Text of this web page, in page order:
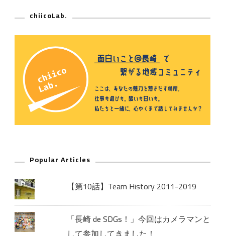
chiicoLab.
Popular Articles
【第10話】Team History 2011-2019
「長崎 de SDGs！」今回はカメラマンと